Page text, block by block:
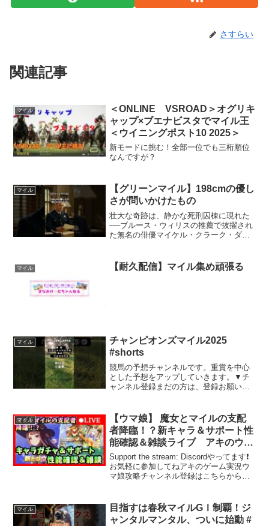
さすらい
関連記事
マイル
＜ONLINE VSROAD＞オグリキ
ャップ×ブエナビスタでマイル王
＜ウイニングポスト10 2025＞
新モードに挑む！全部一位でも三桁順位
なんですが？
マイル
【グリーンマイル】198cmの優し
さが問いかけたもの
壮大な奇跡は、静かな死刑囚棟に現れた
──ブルース・ウィリスの推薦で抜擢され
た無名の俳優マイケル・クラーク・ダン
た。「最も忠実な映画化」とスティーヴ
ン・キングが語った理由が、...
マイル 【耐久配信】マイル集め頑張る
マイル
チャンピオンズマイル2025
#shorts
競馬の予想チャンネルです。重賞を中心
とした予想をアップしていきます。▼チ
ャンネル登録まだの方は、登録お願いし
マイル
【ウマ娘】 魔女とマイルの支配
者降臨！？新キャラ＆サポート性
能確認＆雑談ライブ アキのウマ
娘育成ライブ
Support the stream: Discordやってます❗️
お気軽に参加してねアキのゲーム実況ウ
マ娘攻略チャンネル登録はこちらから配
配信者の宣伝や当チャンネルを...
マイル
目指すは春秋マイルGⅠ制覇！ジ
ャンタルマンタル、ついに始動 #